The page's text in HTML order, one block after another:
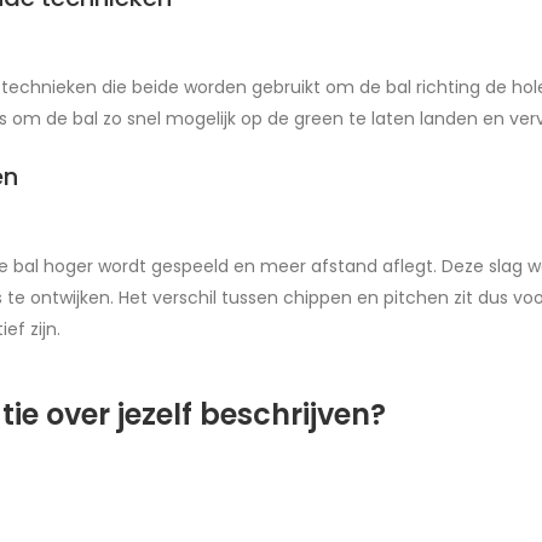
die beide worden gebruikt om de bal richting de
om de bal zo snel mogelijk op de green te laten landen en
hoger wordt gespeeld en meer afstand aflegt. Deze slag
ontwijken. Het verschil tussen chippen en pitchen zit dus
zijn.
over jezelf beschrijven?